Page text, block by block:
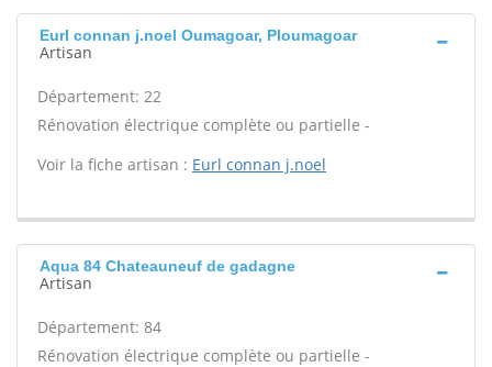
Eurl connan j.noel Oumagoar, Ploumagoar
Artisan
Département: 22
Rénovation électrique complète ou partielle -
Voir la fiche artisan : Eurl connan j.noel
Aqua 84 Chateauneuf de gadagne
Artisan
Département: 84
Rénovation électrique complète ou partielle -